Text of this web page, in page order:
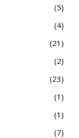
5
4
21
2
23
1
1
7